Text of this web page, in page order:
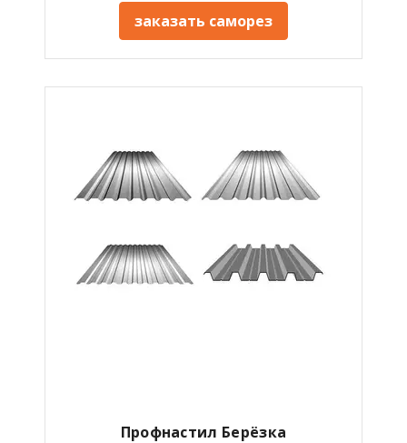
заказать саморез
Профнастил Берёзка